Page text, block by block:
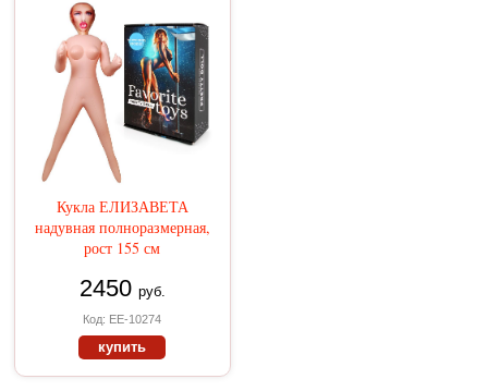
Кукла ЕЛИЗАВЕТА
надувная полноразмерная,
рост 155 см
2450 руб.
Код: EE-10274
купить